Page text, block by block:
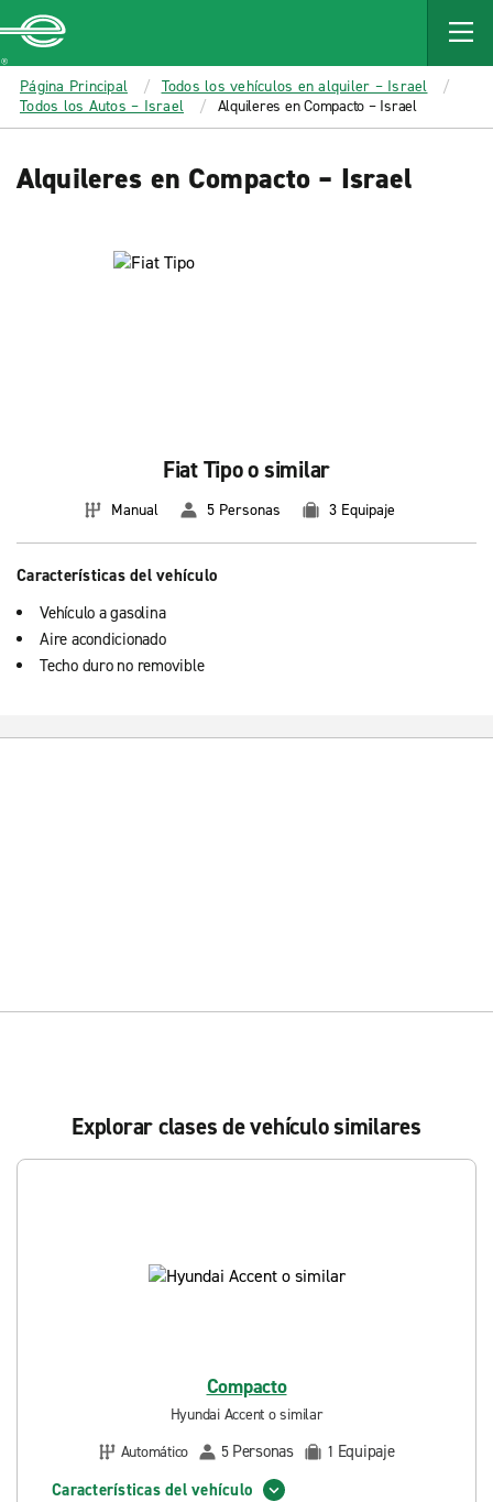
MAIN
CONTENT
Enterprise
Página Principal
Todos los vehículos en alquiler – Israel
Todos los Autos – Israel
Alquileres en Compacto – Israel
Alquileres en Compacto – Israel
Fiat Tipo o similar
Manual 5 Personas 3 Equipaje
Características del vehículo
Vehículo a gasolina
Aire acondicionado
Techo duro no removible
Explorar clases de vehículo similares
Compacto
Hyundai Accent o similar
Automático
5 Personas 1 Equipaje
Características del vehículo